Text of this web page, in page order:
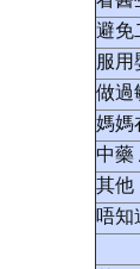
避免
服用
做過
媽媽
中藥
其他
唔知